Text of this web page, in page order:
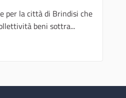
per la città di Brindisi che
beni sottra...